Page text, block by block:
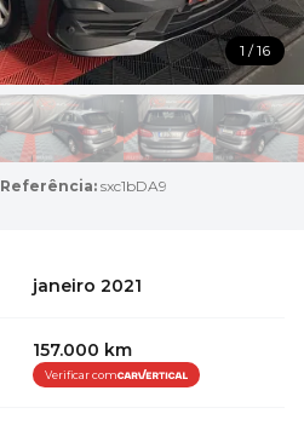
1 / 16
Referência: sxc1bDA9
janeiro 2021
157.000 km
Verificar com